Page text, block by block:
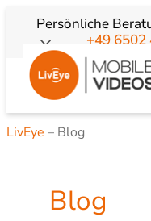
Inhalt
springen
Persönliche
+49 6502
LivEye – Blog
Blog